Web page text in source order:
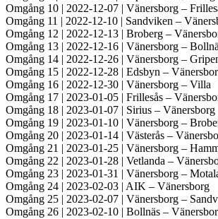
Omgång 10 | 2022-12-07 | Vänersborg –
Omgång 11 | 2022-12-10 | Sandviken –
Omgång 12 | 2022-12-13 | Broberg –
Omgång 13 | 2022-12-16 | Vänersborg –
Omgång 14 | 2022-12-26 | Vänersborg –
Omgång 15 | 2022-12-28 | Edsbyn –
Omgång 16 | 2022-12-30 | Vänersborg – Villa
Omgång 17 | 2023-01-05 | Frillesås –
Omgång 18 | 2023-01-07 | Sirius – Vänersborg
Omgång 19 | 2023-01-10 | Vänersborg –
Omgång 20 | 2023-01-14 | Västerås –
Omgång 21 | 2023-01-25 | Vänersborg –
Omgång 22 | 2023-01-28 | Vetlanda –
Omgång 23 | 2023-01-31 | Vänersborg –
Omgång 24 | 2023-02-03 | AIK – Vänersborg
Omgång 25 | 2023-02-07 | Vänersborg –
Omgång 26 | 2023-02-10 | Bollnäs –